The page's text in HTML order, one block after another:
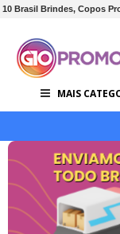
10 Brasil Brindes, Copos
MAIS